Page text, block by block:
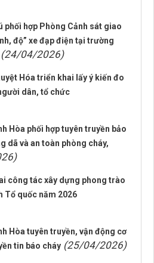
phối hợp Phòng Cảnh sát giao
độ” xe đạp điện tại trường
(24/04/2026)
Hóa triển khai lấy ý kiến đo
dân, tổ chức
Hòa phối hợp tuyên truyền bảo
dã và an toàn phòng cháy,
công tác xây dựng phong trào
Tổ quốc năm 2026
Hòa tuyên truyền, vận động cơ
tin báo cháy (25/04/2026)